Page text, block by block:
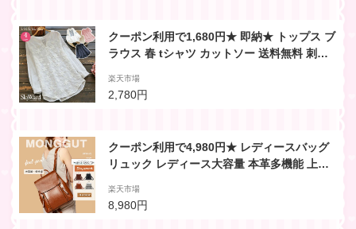
クーポン利用で1,680円★ 即納★ トップス ブ
ラウス 春 tシャツ カットソー 送料無料 刺繍
長袖 花柄 フェミニン カジュアル 大きいサイ
ズ
楽天市場
2,780円
クーポン利用で4,980円★ レディースバッグ
リュック レディース大容量 本革多機能 上質
ク 黒 エレガント キレイ系 おしゃれ 通勤 通
学 鞄 レディース ショルダーバッグ 2way
楽天市場
8,980円